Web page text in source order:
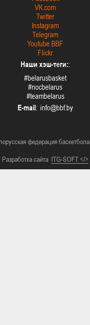
VK.com
Twitter
Instagram
Telegram
Youtube BBF
Flickr
Наши хэш-теги::
#belarusbasket
#nocbelarus
#teambelarus
E-mail:
федерация
Разработка сайта ITG-SOFT </>